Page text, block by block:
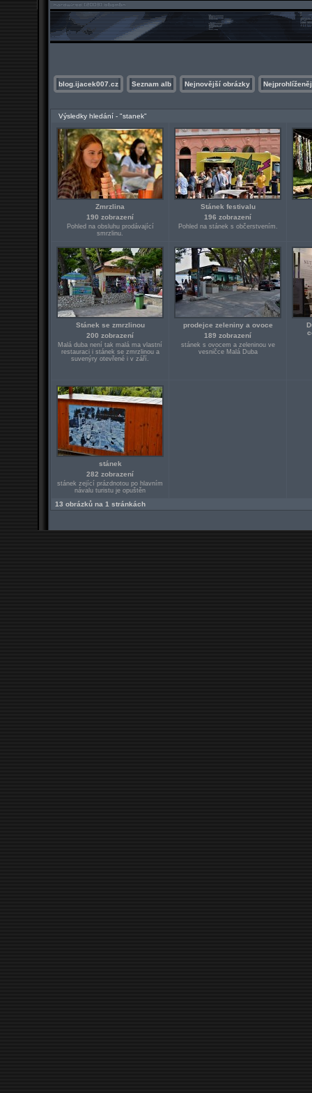
blog.ijacek007.cz Seznam alb Nejnovější obrázky
Výsledky hledání - "stanek"
Zmrzlina
190 zobrazení
Pohled na obsluhu prodávající
smrzlinu.
Stánek festivalu
196 zobrazení
Pohled na stánek s občerstvením.
Stánek se zmrzlinou
200 zobrazení
Malá duba není tak malá ma vlastní
restauraci i stánek se zmrzlinou a
suvenýry otevřené i v září.
prodejce zeleniny a ovoce
189 zobrazení
stánek s ovocem a zeleninou ve
vesničce Malá Duba
stánek
282 zobrazení
stánek zející prázdnotou po hlavním
návalu turistu je opuštěn
13 obrázků na 1 stránkách